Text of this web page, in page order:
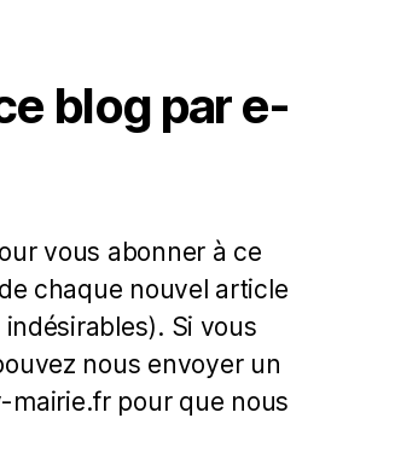
blog par e-
vous abonner à ce
chaque nouvel article
Si vous
nous envoyer un
mairie.fr pour que nous